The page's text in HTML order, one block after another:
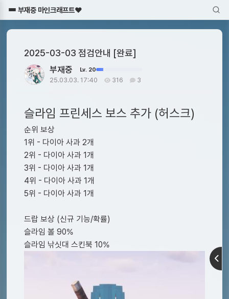
부재중 마인크래프트♥
2025-03-03 점검안내 [완료]
부재중 Lv. 20
25.03.03. 17:40 316 3
슬라임 프린세스 보스 추가 (허스크)
순위 보상
1위 - 다이아 사과 2개
2위 - 다이아 사과 1개
3위 - 다이아 사과 1개
4위 - 다이아 사과 1개
5위 - 다이아 사과 1개
드랍 보상 (신규 기능/확률)
슬라임 볼 90%
슬라임 낚싯대 스킨북 10%